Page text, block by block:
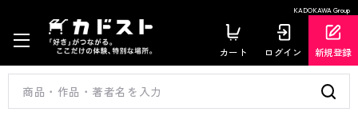
KADOKAWA Group
カート ログイン 新規登録